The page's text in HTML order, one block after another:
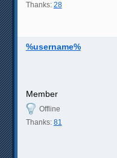
Thanks: 28
%username%
Member
Offline
Thanks: 81